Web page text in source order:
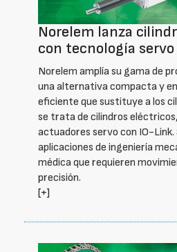
Norelem lanza
con tecnología
Norelem amplía su gama de
una alternativa compacta y
eficiente que sustituye a los
se trata de cilindros
actuadores servo con IO-Link.
aplicaciones de ingeniería
médica que requieren
precisión.
[+]